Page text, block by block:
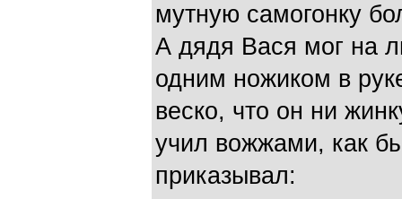
мутную самогонку
А дядя Вася мог на
одним ножиком в
веско, что он ни
учил вожжами, как
приказывал: